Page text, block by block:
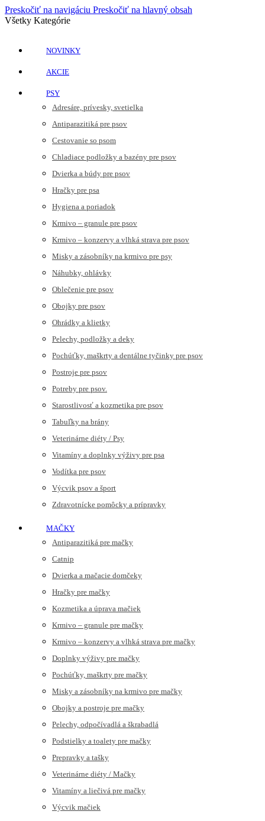
Preskočiť na navigáciu Preskočiť na hlavný obsah
Všetky Kategórie
NOVINKY
AKCIE
PSY
Adresáre, prívesky, svetielka
Antiparazitiká pre psov
Cestovanie so psom
Chladiace podložky a bazény pre psov
Dvierka a búdy pre psov
Hračky pre psa
Hygiena a poriadok
Krmivo – granule pre psov
Krmivo – konzervy a vlhká strava pre psov
Misky a zásobníky na krmivo pre psy
Náhubky, ohlávky
Oblečenie pre psov
Obojky pre psov
Ohrádky a klietky
Pelechy, podložky a deky
Pochúťky, maškrty a dentálne tyčinky pre psov
Postroje pre psov
Potreby pre psov.
Starostlivosť a kozmetika pre psov
Tabuľky na brány
Veterinárne diéty / Psy
Vitamíny a doplnky výživy pre psa
Vodítka pre psov
Výcvik psov a šport
Zdravotnícke pomôcky a prípravky
MAČKY
Antiparazitiká pre mačky
Catnip
Dvierka a mačacie domčeky
Hračky pre mačky
Kozmetika a úprava mačiek
Krmivo – granule pre mačky
Krmivo – konzervy a vlhká strava pre mačky
Doplnky výživy pre mačky
Pochúťky, maškrty pre mačky
Misky a zásobníky na krmivo pre mačky
Obojky a postroje pre mačky
Pelechy, odpočívadlá a škrabadlá
Podstielky a toalety pre mačky
Prepravky a tašky
Veterinárne diéty / Mačky
Vitamíny a liečivá pre mačky
Výcvik mačiek